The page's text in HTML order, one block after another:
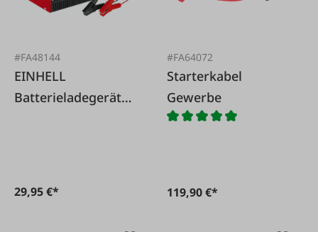
#FA48144
EINHELL
Batterieladegerät
29,95 €*
#FA64072
Starterkabel
Gewerbe
119,90 €*